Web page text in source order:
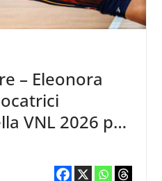
– Eleonora
VNL 2026 per